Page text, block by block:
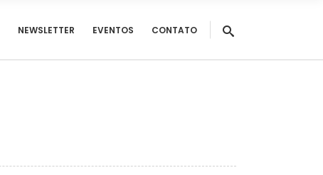
NEWSLETTER EVENTOS CONTATO